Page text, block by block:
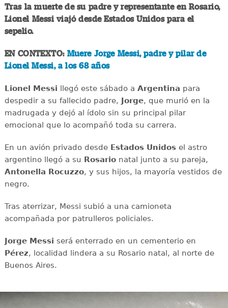
Tras la muerte de su padre y representante en Rosario,
Lionel Messiviajó desde Estados Unidos para el
sepelio.
EN CONTEXTO: Muere Jorge Messi, padre y pilar de
Lionel Messi, a los 68 años
Lionel Messi llegó este sábado a Argentina para
despedir a su fallecido padre,
Jorge, que murió en la
madrugada y dejó al ídolo sin su principal pilar
emocional que lo acompañó toda su carrera.
En un avión privado desdeEstados Unidosel astro
argentino llegó a su Rosarionatal junto a su pareja,
Antonella Rocuzzo, y sus hijos, la mayoría vestidos de
negro.
Tras aterrizar, Messi subió a una camioneta
acompañada por patrulleros policiales.
Jorge Messi será enterrado en un cementerio en
Pérez, localidad lindera a su Rosario natal, al norte de
Buenos Aires.